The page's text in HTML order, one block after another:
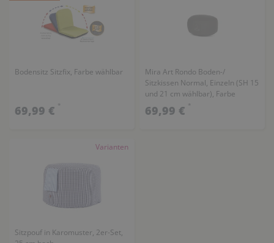
Bodensitz Sitzfix, Farbe wählbar
69,99 € *
Mira Art Rondo Boden-/
Sitzkissen Normal, Einzeln (SH 15
und 21 cm wählbar), Farbe
wählbar
69,99 € *
Varianten
Sitzpouf in Karomuster, 2er-Set,